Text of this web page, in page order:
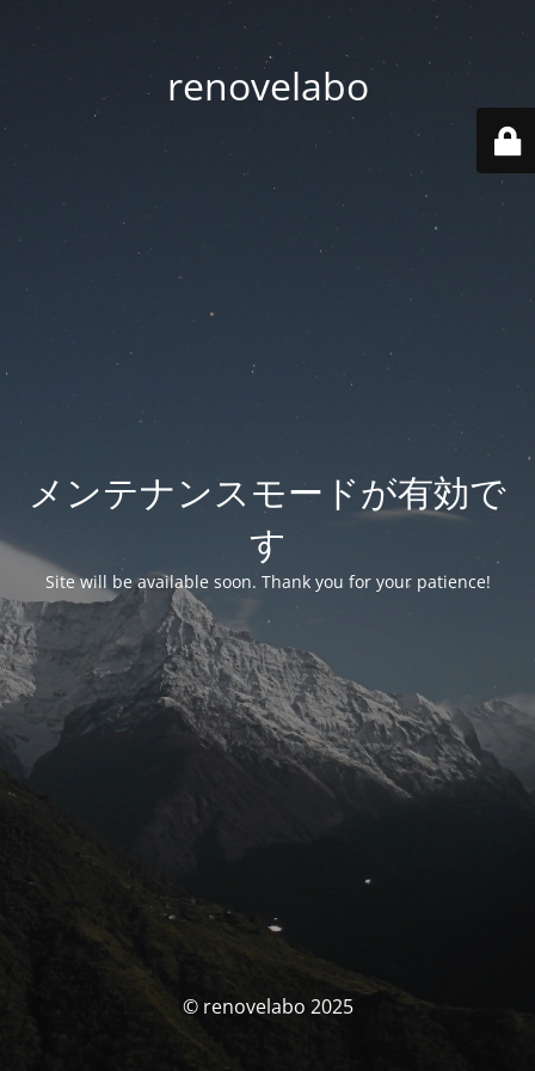
renovelabo
メンテナンスモードが有効で
す
Site will be available soon. Thank you for your patience!
© renovelabo 2025